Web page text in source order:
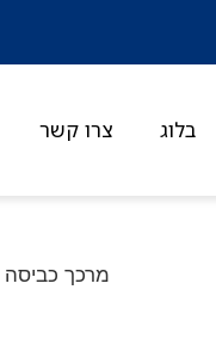
בלוג צרו קשר